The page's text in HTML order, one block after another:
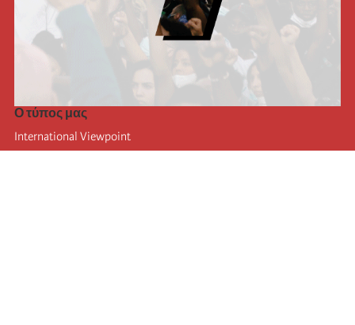
Ο τύπος μας
International Viewpoint